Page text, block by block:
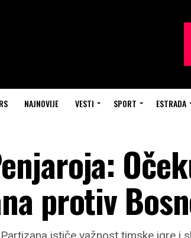
NAJNOVIJE VESTI SPORT ESTRADA
protiv